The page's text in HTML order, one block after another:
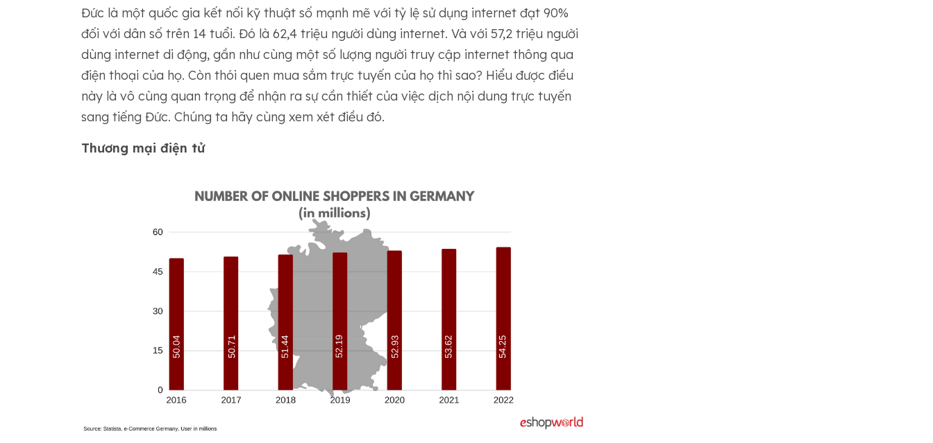
Đức là một quốc gia kết nối kỹ thuật số mạnh mẽ với tỷ lệ sử dụng internet đạt 90%
đối với dân số trên 14 tuổi. Đó là 62,4 triệu người dùng internet. Và với 57,2 triệu người
dùng internet di động, gần như cùng một số lượng người truy cập internet thông qua
điện thoại của họ. Còn thói quen mua sắm trực tuyến của họ thì sao? Hiểu được điều
này là vô cùng quan trọng để nhận ra sự cần thiết của việc dịch nội dung trực tuyến
sang tiếng Đức. Chúng ta hãy cùng xem xét điều đó.
Thương mại điện tử